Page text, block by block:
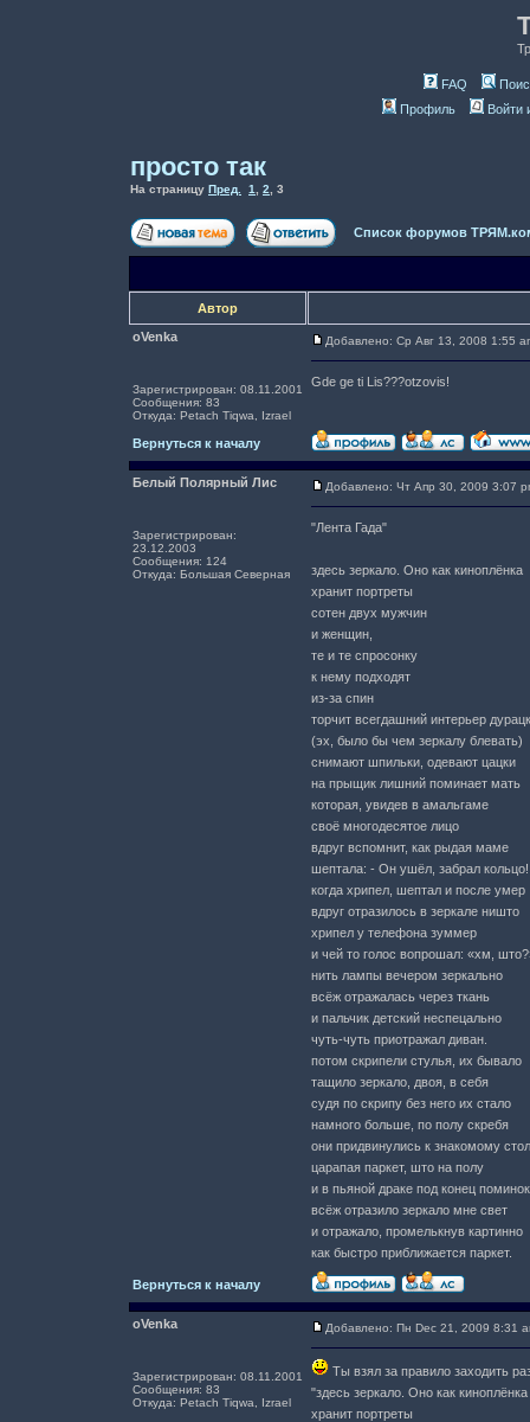
FAQ
Профиль
Войти
просто так
На страницу Пред. 1 2 3
Список форумов
Автор
oVenka
Зарегистрирован: 08.11.2001
Сообщения: 83
Откуда: Petach Tiqwa, Izrael
Добавлено: Ср Авг 13, 2008 1:55
Gde ge ti Lis???otzovis!
Вернуться к началу
Белый Полярный Лис
Зарегистрирован:
23.12.2003
Сообщения: 124
Откуда: Большая Северная
Добавлено: Чт Апр 30, 2009 3:07
"Лента Гада"
здесь зеркало. Оно как киноплёнка
хранит портреты
сотен двух мужчин
и женщин,
те и те спросонку
к нему подходят
из-за спин
торчит всегдашний интерьер
(эх, было бы чем зеркалу блевать)
снимают шпильки, одевают цацки
на прыщик лишний поминает мать
которая, увидев в амальгаме
своё многодесятое лицо
вдруг вспомнит, как рыдая маме
шептала: - Он ушёл, забрал кольцо!
когда хрипел, шептал и после умер
вдруг отразилось в зеркале ништо
хрипел у телефона зуммер
и чей то голос вопрошал: «хм,
нить лампы вечером зеркально
всёж отражалась через ткань
и пальчик детский неспецально
чуть-чуть приотражал диван.
потом скрипели стулья, их бывало
тащило зеркало, двоя, в себя
судя по скрипу без него их стало
намного больше, по полу скребя
они придвинулись к знакомому
царапая паркет, што на полу
и в пьяной драке под конец поминок
всёж отразило зеркало мне свет
и отражало, промелькнув картинно
как быстро приближается паркет.
Вернуться к началу
oVenka
Зарегистрирован: 08.11.2001
Сообщения: 83
Откуда: Petach Tiqwa, Izrael
Добавлено: Пн Dec 21, 2009 8:31
Ты взял за правило заходить
"здесь зеркало. Оно как киноплёнка
хранит портреты